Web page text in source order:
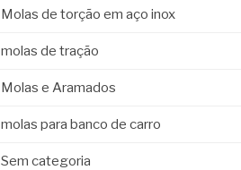
Molas de torção em aço inox
molas de tração
Molas e Aramados
molas para banco de carro
Sem categoria